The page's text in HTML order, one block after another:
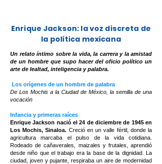
Enrique Jackson: la voz discreta de
la política mexicana
Un relato íntimo sobre la vida, la carrera y la amistad
de un hombre que supo hacer del oficio político un
arte de lealtad, inteligencia y palabra.
Los orígenes de un hombre de palabra
De Los Mochis a la Ciudad de México, la semilla de una
vocación
Infancia y primeras raíces
Enrique Jackson nació el 24 de diciembre de 1945 en
Los Mochis, Sinaloa. Creció en un valle fértil, donde la
agricultura marcaba el pulso de la vida cotidiana.
Rodeado de cañaverales, maizales y frutales, aprendió
desde niño que el trabajo era la base de la dignidad. La
ciudad, joven y pujante, respiraba un aire de modernidad